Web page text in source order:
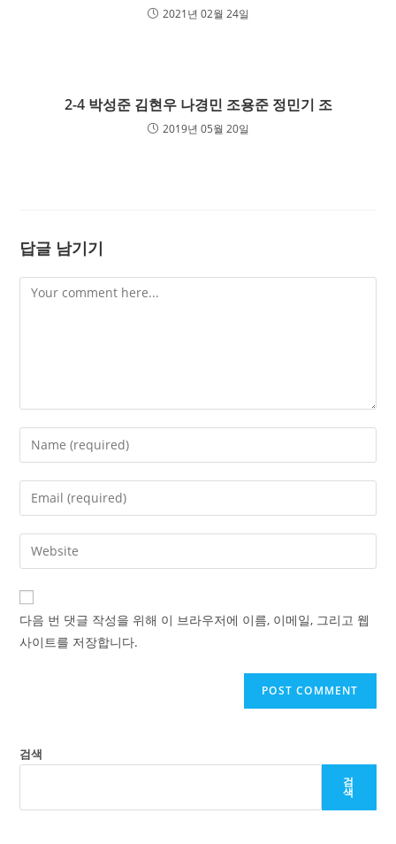
2021년 02월 24일
2-4 박성준 김현우 나경민 조용준 정민기 조
2019년 05월 20일
답글 남기기
Comment
Enter
your
name
comment
Enter
your
email
address
comment
Enter
your
website
URL
(optional)
다음 번 댓글 작성을 위해 이 브라우저에 이름, 이메일, 그리고 웹
사이트를 저장합니다.
검색
검
색